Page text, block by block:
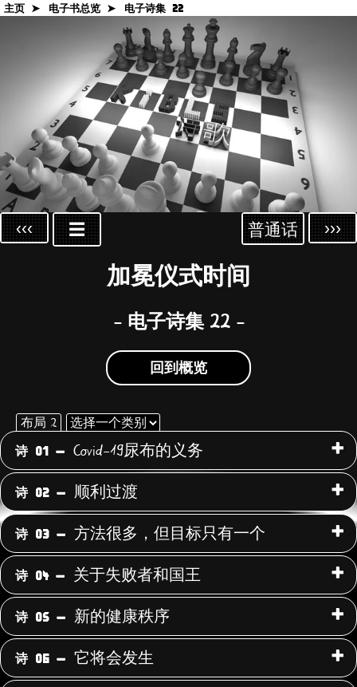
主页 ➤ 电子书总览 ➤ 电子诗集 22
‹‹‹ ›››
☰ 普通话
加冕仪式时间
- 电子诗集 22 -
回到概览
布局 2
使
用
下
面
的
下
拉
菜
单，
按
类
选
择
个
类
诗 01 - Covid-19尿布的义务
诗 02 - 顺利过渡
诗 03 - 方法很多，但目标只有一个
诗 04 - 关于失败者和国王
诗 05 - 新的健康秩序
诗 06 - 它将会发生